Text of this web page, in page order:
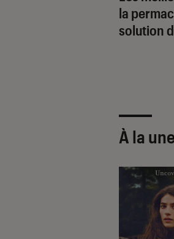
la
solution
À la